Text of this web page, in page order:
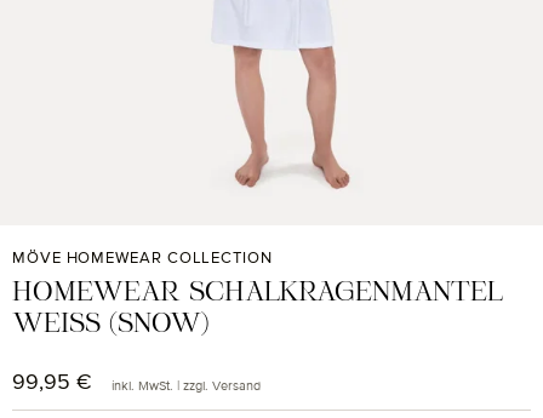
MÖVE HOMEWEAR COLLECTION
HOMEWEAR SCHALKRAGENMANTEL
WEISS (SNOW)
Regulärer Preis:
99,95 € inkl. MwSt. | zzgl. Versand